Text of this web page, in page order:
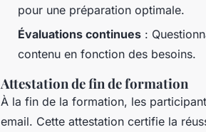
pour une préparation optimale.
Évaluations continues :
contenu en fonction des besoins.
Attestation de fin de formation
À la fin de la formation, les
email. Cette attestation certifie la